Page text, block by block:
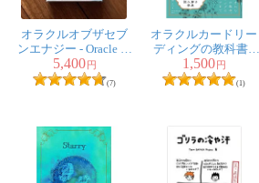
オラクルオブザセブ
ンエナジー - Oracle of
the Seven Energy
5,400円
(7)
オラクルカードリー
ディングの教科書 -
The easiest Oracle card
reading textbook
1,500円
(1)